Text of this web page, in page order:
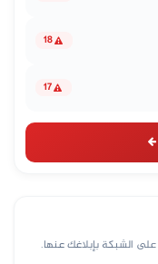
18
17
على الشبكة بإبلاغك عنها.